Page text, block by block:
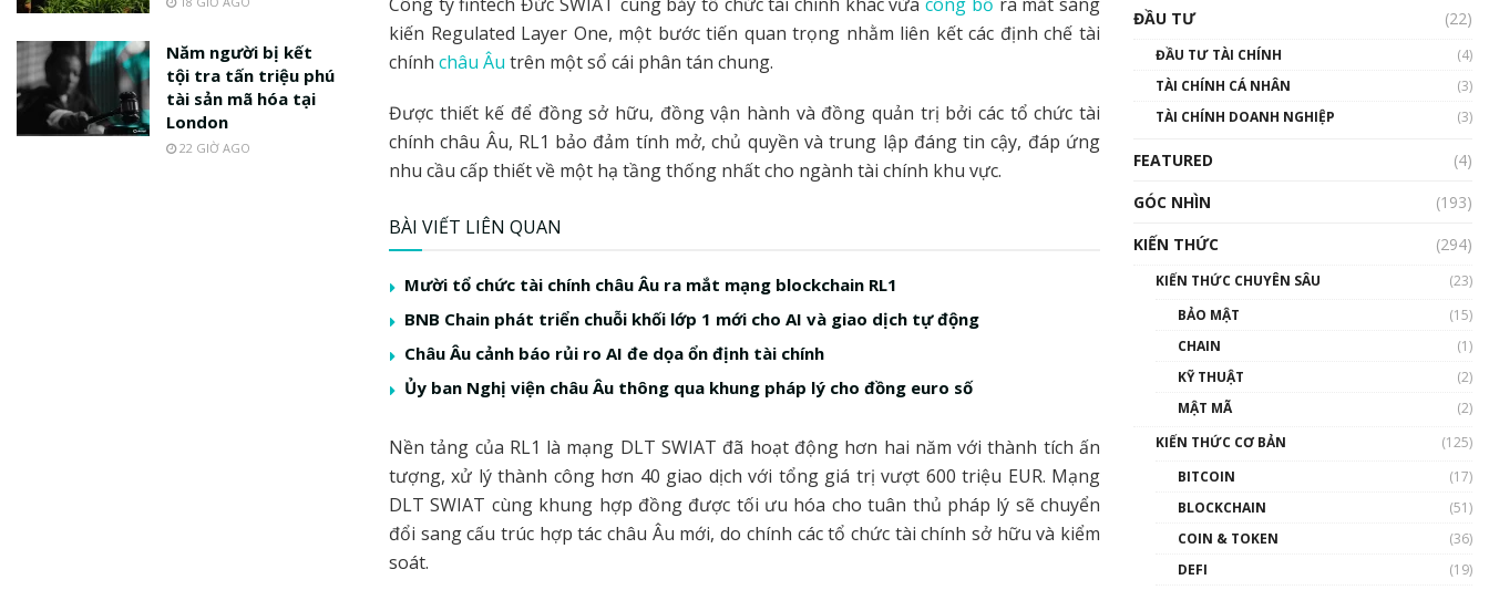
kiến Regulated Layer One, một bước tiến quan trọng nhằm liên kết các định chế tài
chính châu Âu trên một sổ cái phân tán chung.
Được thiết kế để đồng sở hữu, đồng vận hành và đồng quản trị bởi các tổ chức tài
chính châu Âu, RL1 bảo đảm tính mở, chủ quyền và trung lập đáng tin cậy, đáp ứng
nhu cầu cấp thiết về một hạ tầng thống nhất cho ngành tài chính khu vực.
BÀI VIẾT LIÊN QUAN
Mười tổ chức tài chính châu Âu ra mắt mạng blockchain RL1
BNB Chain phát triển chuỗi khối lớp 1 mới cho AI và giao dịch tự động
Châu Âu cảnh báo rủi ro AI đe dọa ổn định tài chính
Ủy ban Nghị viện châu Âu thông qua khung pháp lý cho đồng euro số
Nền tảng của RL1 là mạng DLT SWIAT đã hoạt động hơn hai năm với thành tích ấn
tượng, xử lý thành công hơn 40 giao dịch với tổng giá trị vượt 600 triệu EUR. Mạng
DLT SWIAT cùng khung hợp đồng được tối ưu hóa cho tuân thủ pháp lý sẽ chuyển
đổi sang cấu trúc hợp tác châu Âu mới, do chính các tổ chức tài chính sở hữu và kiểm
soát.
Năm người bị kết
tội tra tấn triệu phú
tài sản mã hóa tại
London
22 GIỜ AGO
uptrend trong năm 2023? |
Phổ cập Blockchain
00:02:14
Nhìn lại năm 2022: Những
nhân vật ảnh hưởng nhất
hệ sinh thái tiền mã hoá |
Blockchain
Nhân sự tương lại ngành
Blockchain Việt Nam | Phổ
cập Blockchain
ĐẦU TƯ (22)
ĐẦU TƯ TÀI CHÍNH
(4)
TÀI CHÍNH CÁ NHÂN
(3)
TÀI CHÍNH DOANH NGHIỆP
(3)
FEATURED
(4)
GÓC NHÌN
(193)
KIẾN THỨC
(294)
KIẾN THỨC CHUYÊN SÂU
(23)
BẢO MẬT
(15)
CHAIN
(1)
KỸ THUẬT
(2)
MẬT MÃ
(2)
KIẾN THỨC CƠ BẢN
(125)
BITCOIN
(17)
BLOCKCHAIN
(51)
COIN & TOKEN
(36)
DEFI
(19)